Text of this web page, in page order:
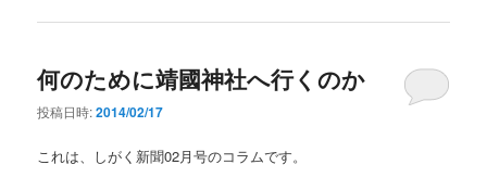
何のために靖國神社へ行くのか
投稿日時:2014/02/17
これは、しがく新聞02月号のコラムです。